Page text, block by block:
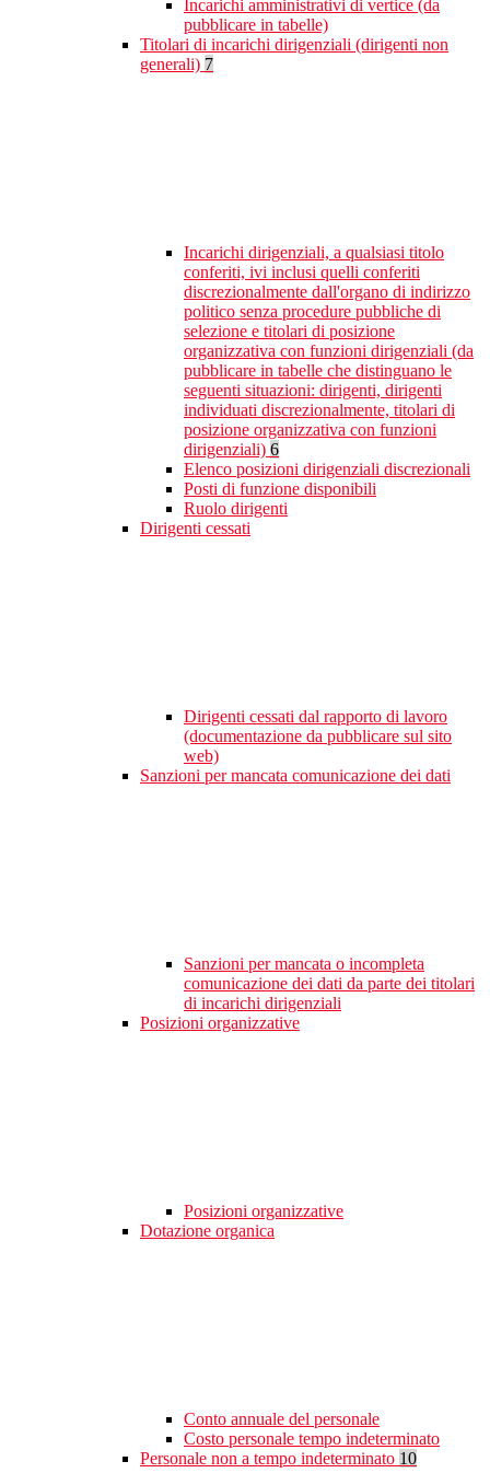
Incarichi amministrativi di vertice (da
pubblicare in tabelle)
Titolari di incarichi dirigenziali (dirigenti non
generali) 7
Incarichi dirigenziali, a qualsiasi titolo
conferiti, ivi inclusi quelli conferiti
discrezionalmente dall'organo di indirizzo
politico senza procedure pubbliche di
selezione e titolari di posizione
organizzativa con funzioni dirigenziali (da
pubblicare in tabelle che distinguano le
seguenti situazioni: dirigenti, dirigenti
individuati discrezionalmente, titolari di
posizione organizzativa con funzioni
dirigenziali) 6
Elenco posizioni dirigenziali discrezionali
Posti di funzione disponibili
Ruolo dirigenti
Dirigenti cessati
Dirigenti cessati dal rapporto di lavoro
(documentazione da pubblicare sul sito
web)
Sanzioni per mancata comunicazione dei dati
Sanzioni per mancata o incompleta
comunicazione dei dati da parte dei titolari
di incarichi dirigenziali
Posizioni organizzative
Posizioni organizzative
Dotazione organica
Conto annuale del personale
Costo personale tempo indeterminato
Personale non a tempo indeterminato 10